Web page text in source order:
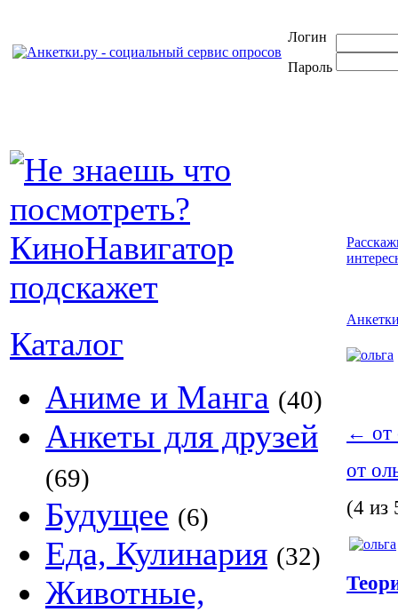
Логин
Пароль
Каталог
Аниме и Манга (40)
Анкеты для друзей
(69)
Будущее (6)
Еда, Кулинария (32)
Животные,
← от
от
(4 из